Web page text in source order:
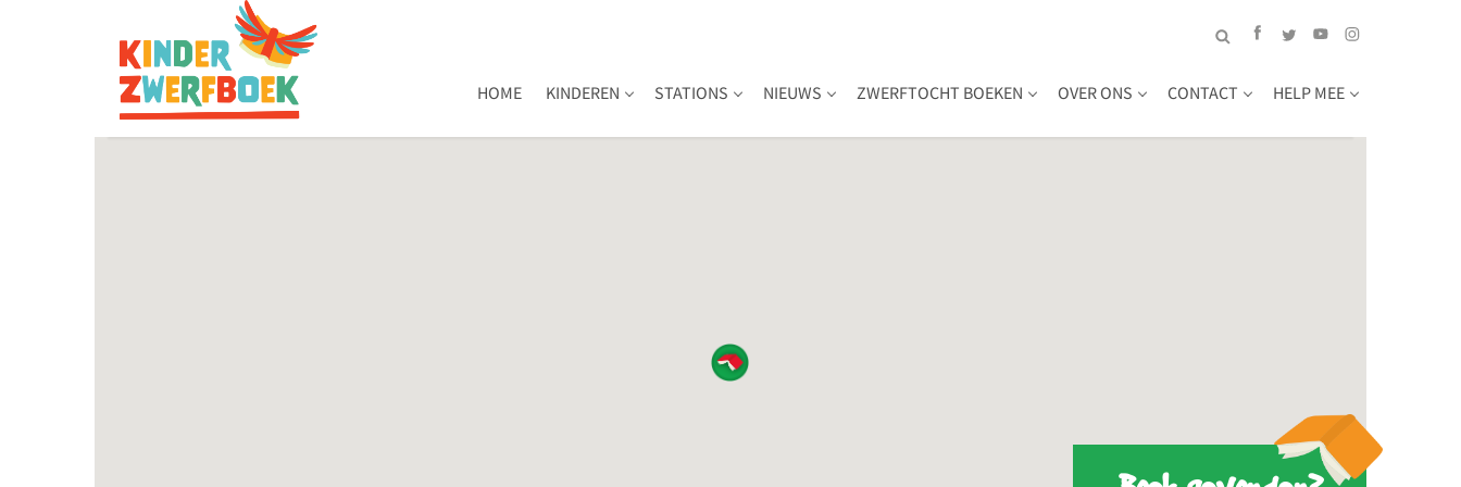
HOME KINDEREN STATIONS NIEUWS ZWERFTOCHT BOEKEN OVER ONS CONTACT HELP MEE